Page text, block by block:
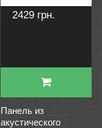
2429 грн.
Панель из
акустического